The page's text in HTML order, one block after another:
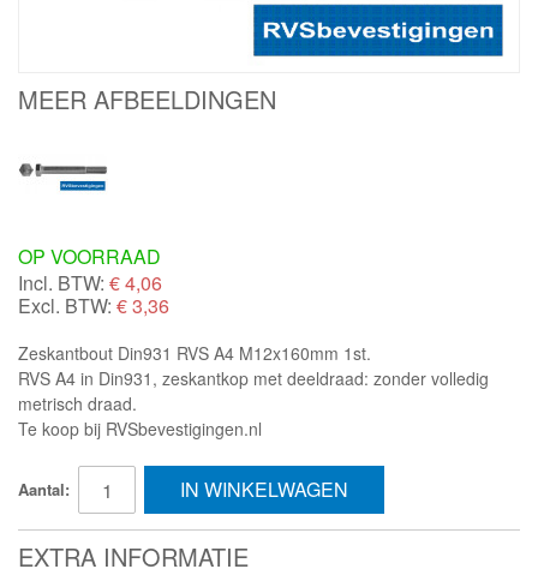
MEER AFBEELDINGEN
OP VOORRAAD
Incl. BTW: €4,06
Excl. BTW: € 3,36
Zeskantbout Din931 RVS A4 M12x160mm 1st.
RVS A4 in Din931, zeskantkop met deeldraad: zonder volledig
metrisch draad.
Te koop bij RVSbevestigingen.nl
Aantal: IN WINKELWAGEN
EXTRA INFORMATIE